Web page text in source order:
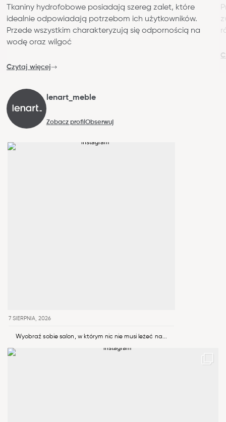
Tkaniny hydrofobowe posiadają szereg zalet, które
idealnie odpowiadają potrzebom ich użytkowników.
Przede wszystkim charakteryzują się odpornością na
wodę oraz wilgoć
Czytaj więcej
lenart_meble
Zobacz profil Obserwuj
7 SIERPNIA, 2026
Wyobraź sobie salon, w którym nic nie musi leżeć na...